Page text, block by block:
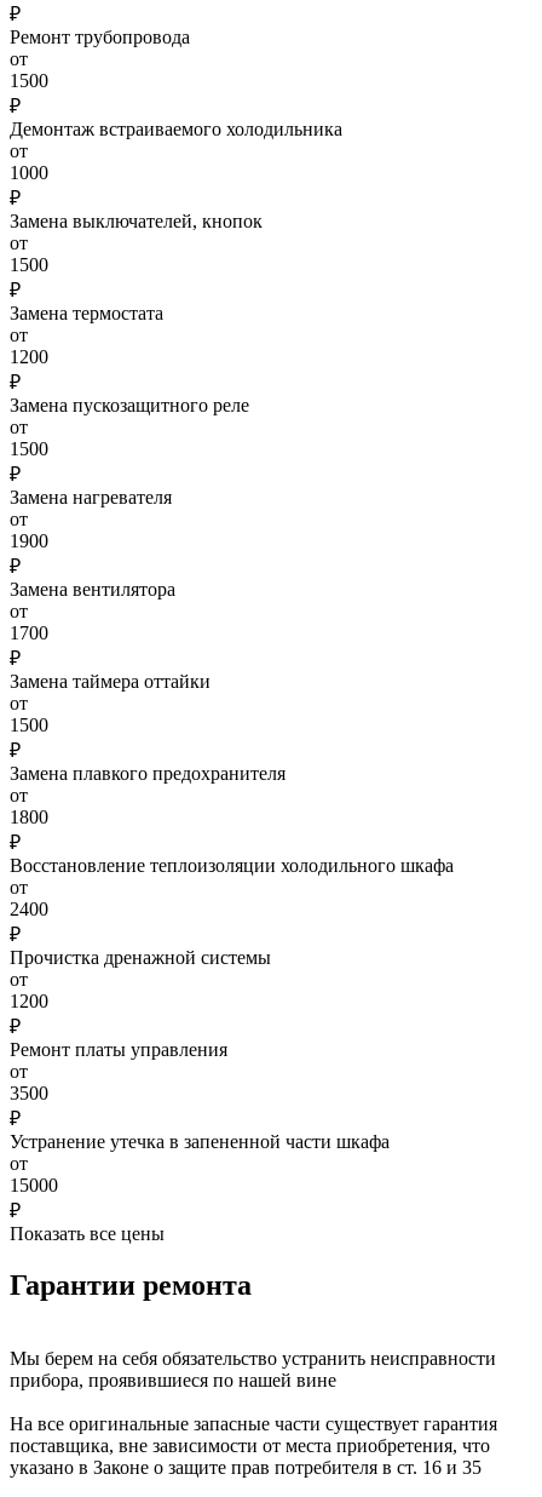
₽
Ремонт трубопровода
от
1500
₽
Демонтаж встраиваемого холодильника
от
1000
₽
Замена выключателей, кнопок
от
1500
₽
Замена термостата
от
1200
₽
Замена пускозащитного реле
от
1500
₽
Замена нагревателя
от
1900
₽
Замена вентилятора
от
1700
₽
Замена таймера оттайки
от
1500
₽
Замена плавкого предохранителя
от
1800
₽
Восстановление теплоизоляции холодильного шкафа
от
2400
₽
Прочистка дренажной системы
от
1200
₽
Ремонт платы управления
от
3500
₽
Устранение утечка в запененной части шкафа
от
15000
₽
Показать все цены
Гарантии ремонта
Мы берем на себя обязательство устранить неисправности
прибора, проявившиеся по нашей вине
На все оригинальные запасные части существует гарантия
поставщика, вне зависимости от места приобретения, что
указано в Законе о защите прав потребителя в ст. 16 и 35